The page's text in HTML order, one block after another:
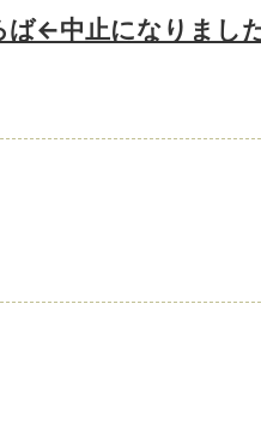
ば←中止になりまし